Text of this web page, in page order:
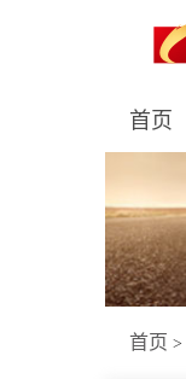
首页
首页 >